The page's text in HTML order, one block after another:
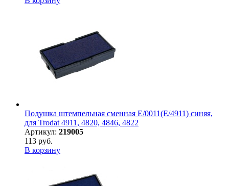
Подушка штемпельная сменная E/0011(E/4911) синяя,
для Trodat 4911, 4820, 4846, 4822
Артикул: 219005
113 руб.
В корзину